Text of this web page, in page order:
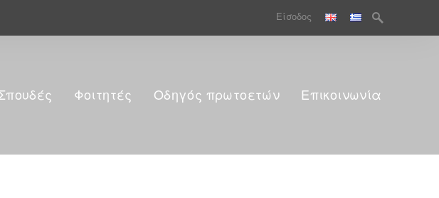
Είσοδος
Search
for:
Φοιτητές Οδηγός πρωτοετών Επικοινωνία